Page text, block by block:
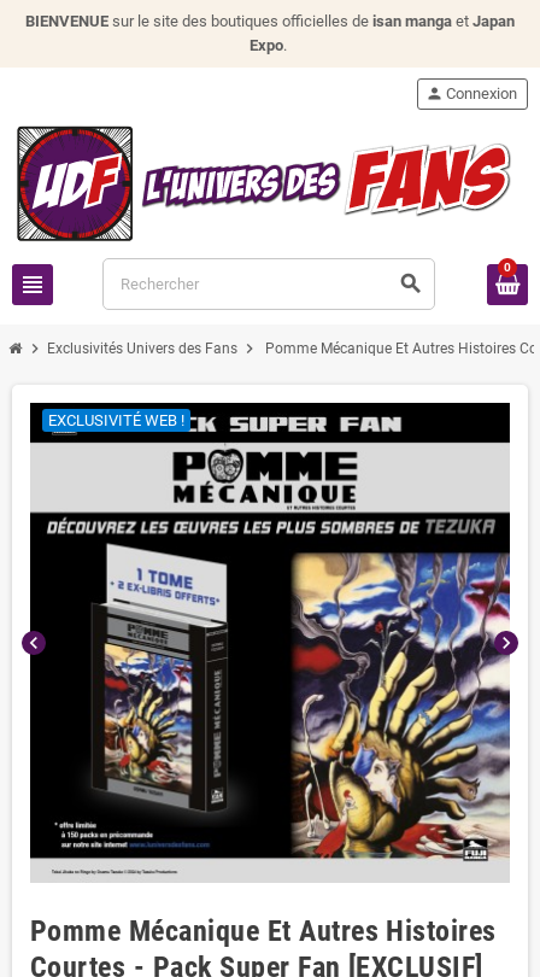
BIENVENUE sur le site des boutiques officielles de isan manga et Japan
Expo.
view_headline search
person Connexion
0
chevron_right Exclusivités Univers des Fans chevron_right Pomme Mécanique Et Autres Histoires
chevron_left chevron_right
EXCLUSIVITÉ WEB !
Pomme Mécanique Et Autres Histoires
Courtes - Pack Super Fan [EXCLUSIF]